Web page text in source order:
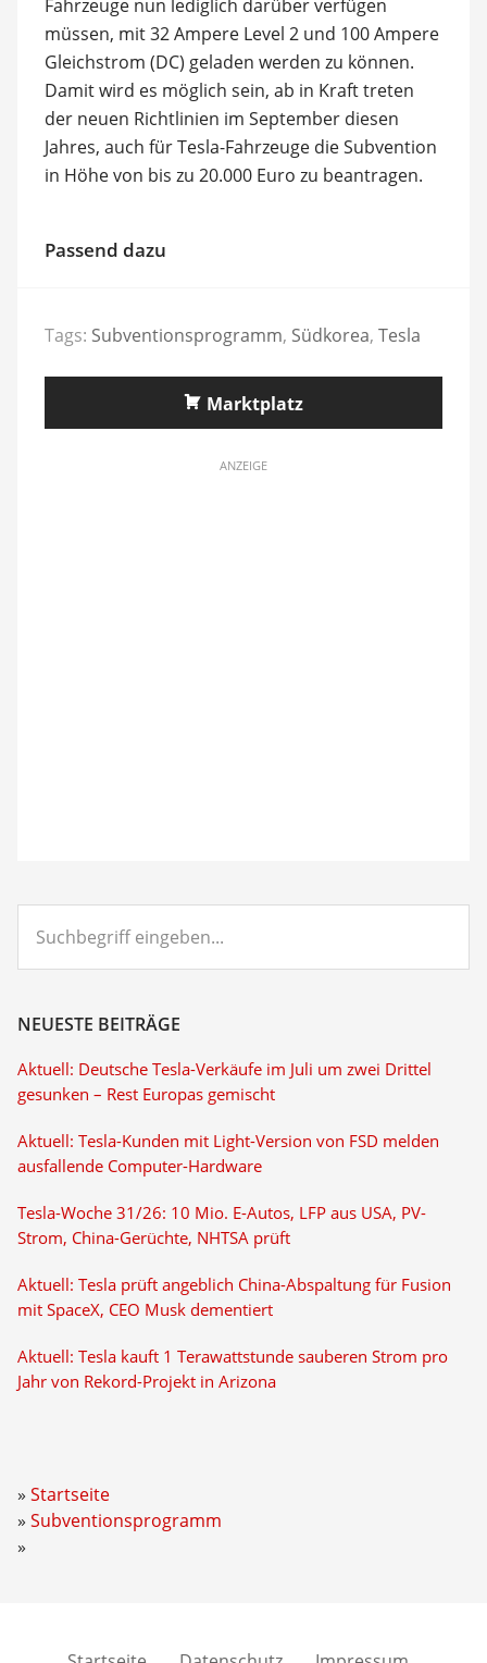
Fahrzeuge nun lediglich darüber verfügen
müssen, mit 32 Ampere Level 2 und 100 Ampere
Gleichstrom (DC) geladen werden zu können.
Damit wird es möglich sein, ab in Kraft treten
der neuen Richtlinien im September diesen
Jahres, auch für Tesla-Fahrzeuge die Subvention
in Höhe von bis zu 20.000 Euro zu beantragen.
Passend dazu
Tags: Subventionsprogramm, Südkorea, Tesla
Marktplatz
ANZEIGE
eingeben...
NEUESTE BEITRÄGE
Aktuell: Deutsche Tesla-Verkäufe im Juli um zwei Drittel
gesunken – Rest Europas gemischt
Aktuell: Tesla-Kunden mit Light-Version von FSD melden
ausfallende Computer-Hardware
Tesla-Woche 31/26: 10 Mio. E-Autos, LFP aus USA, PV-
Strom, China-Gerüchte, NHTSA prüft
Aktuell: Tesla prüft angeblich China-Abspaltung für Fusion
mit SpaceX, CEO Musk dementiert
Aktuell: Tesla kauft 1 Terawattstunde sauberen Strom pro
Jahr von Rekord-Projekt in Arizona
Startseite
Subventionsprogramm